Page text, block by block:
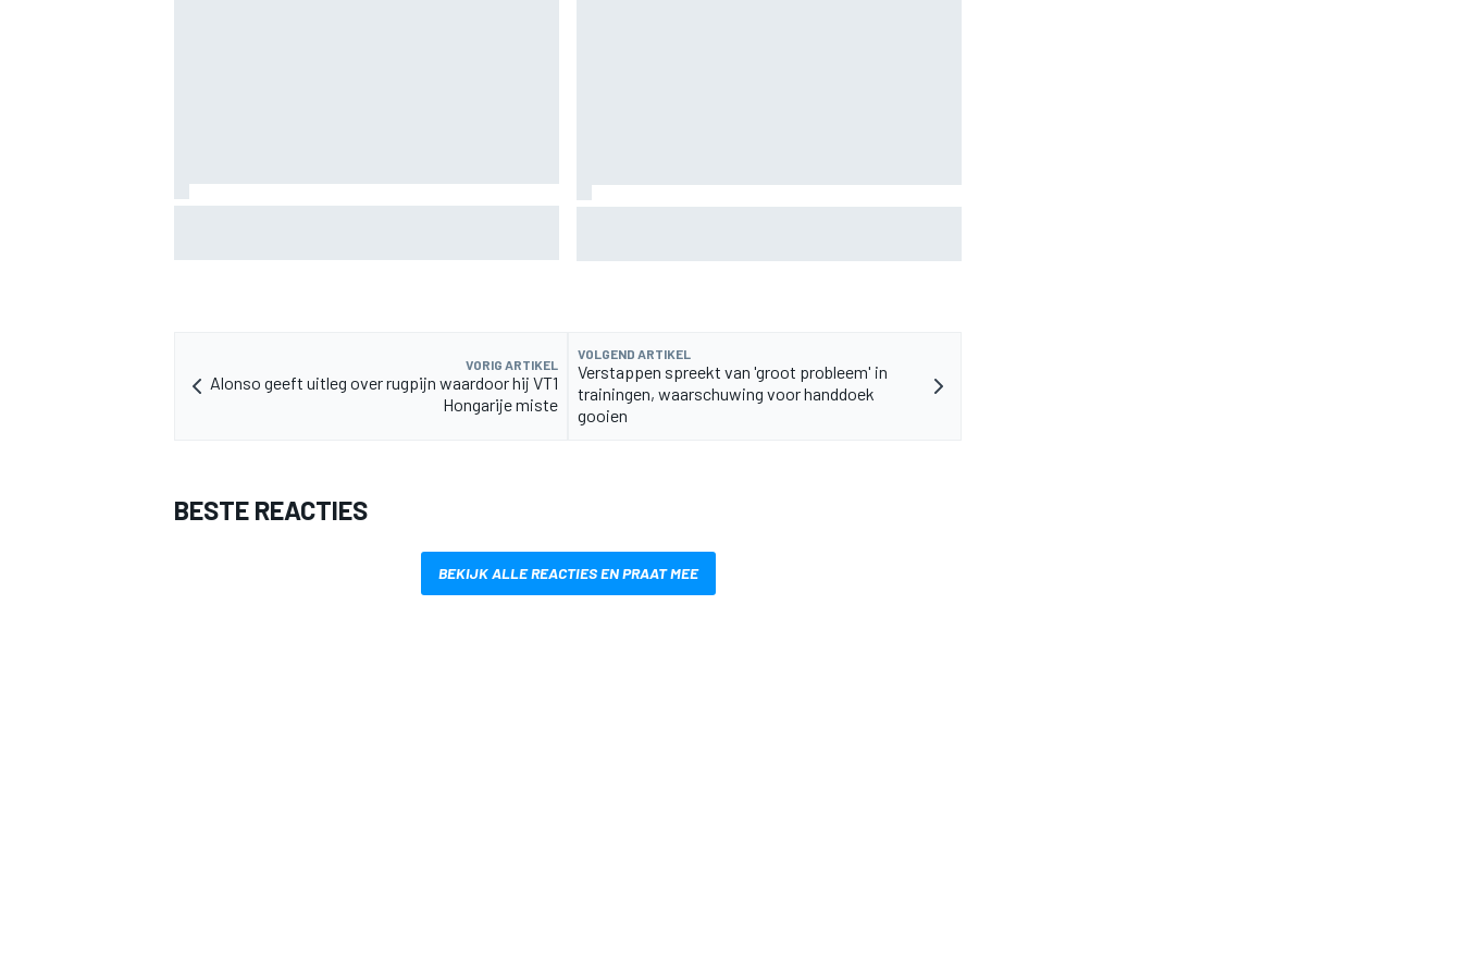
MEER RACEKLASSEN
VORIG ARTIKEL
Alonso geeft uitleg over rugpijn waardoor hij VT1
Hongarije miste
VOLGEND ARTIKEL
Verstappen spreekt van 'groot probleem' in
trainingen, waarschuwing voor handdoek
gooien
BESTE REACTIES
BEKIJK ALLE REACTIES EN PRAAT MEE